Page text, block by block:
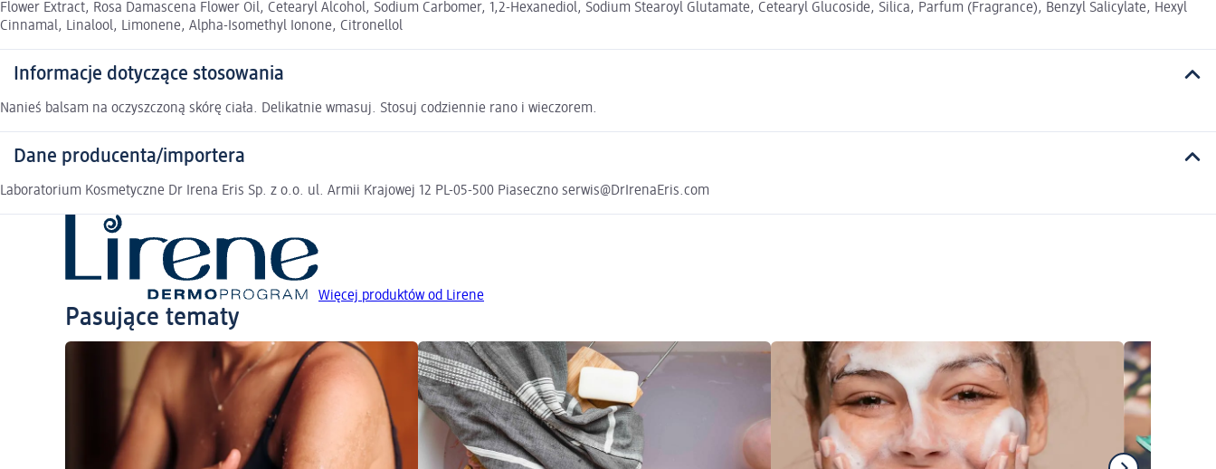
Flower Extract, Rosa Damascena Flower Oil, Cetearyl Alcohol, Sodium Carbomer, 1,2-Hexanediol, Sodium Stearoyl Glutamate, Cetearyl Glucoside, Silica, Parfum (Fragrance), Benzyl Salicylate, Hexyl
Cinnamal, Linalool, Limonene, Alpha-Isomethyl Ionone, Citronellol
Informacje dotyczące stosowania
Nanieś balsam na oczyszczoną skórę ciała. Delikatnie wmasuj. Stosuj codziennie rano i wieczorem.
Dane producenta/importera
Laboratorium Kosmetyczne Dr Irena Eris Sp. z o.o. ul. Armii Krajowej 12 PL-05-500 Piaseczno serwis@DrIrenaEris.com
Więcej produktów od Lirene
Pasujące tematy